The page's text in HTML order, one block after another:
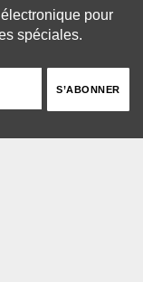
pour
spéciales.